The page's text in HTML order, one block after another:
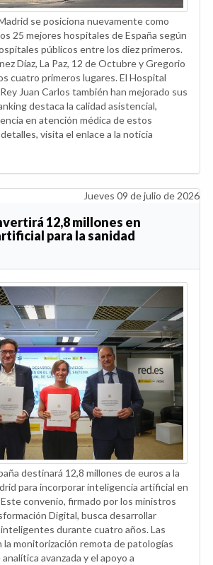
se posiciona nuevamente como
25 mejores hospitales de España según
públicos entre los diez primeros.
Díaz, La Paz, 12 de Octubre y Gregorio
cuatro primeros lugares. El Hospital
Juan Carlos también han mejorado sus
destaca la calidad asistencial,
en atención médica de estos
visita el enlace a la noticia
Jueves 09 de julio de 2026
12,8 millones en
para la sanidad
destinará 12,8 millones de euros a la
para incorporar inteligencia artificial en
convenio, firmado por los ministros
Digital, busca desarrollar
durante cuatro años. Las
la monitorización remota de patologías
avanzada y el apoyo a